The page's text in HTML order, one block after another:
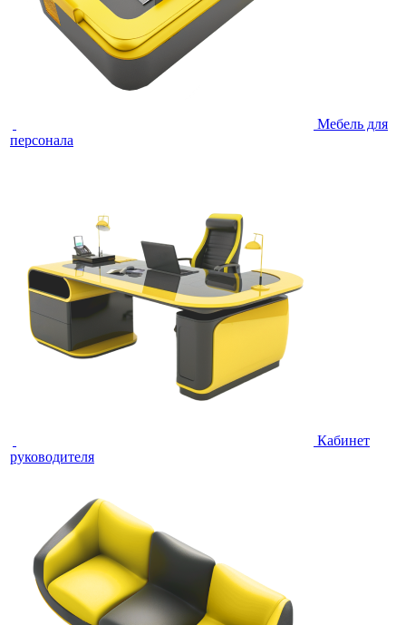
Мебель для
персонала
Кабинет
руководителя